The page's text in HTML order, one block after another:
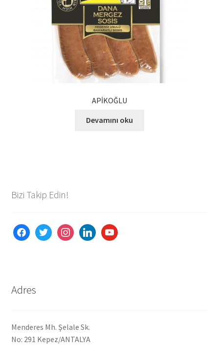
APİKOĞLU
Devamını oku
Bizi Takip Edin!
facebooktwitter instagramlinkedinyoutube
Adres
Menderes Mh. Şelale Sk.
No: 291 Kepez/ANTALYA